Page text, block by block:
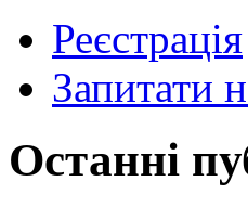
Реєстрація
Запитати
Останні